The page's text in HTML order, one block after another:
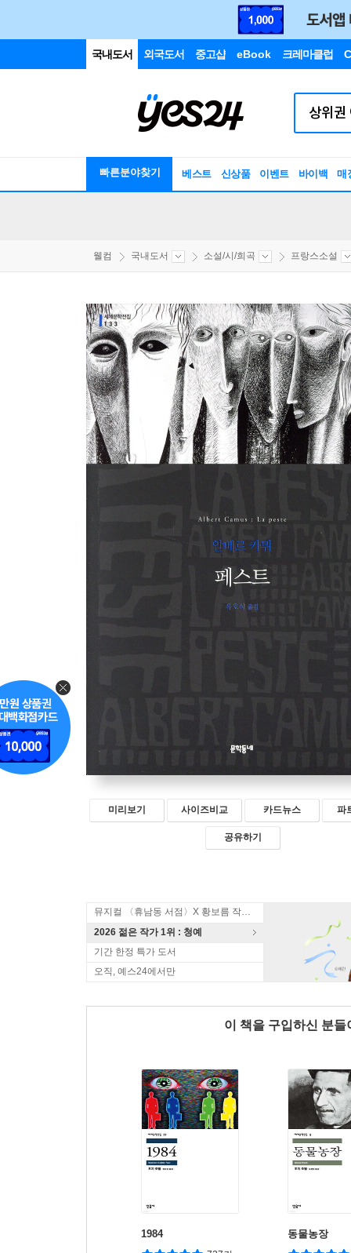
국내도서 외국도서 중고샵 eBook 크레마클럽
빠른분야찾기 베스트 신상품 이벤트 바이백 매
웰컴 국내도서 소설/시/희곡 프랑스소설
미리보기 사이즈비교 카드뉴스 파
공유하기
뮤지컬 〈휴남동 서점〉X 황보름 작가 북토크
2026 젊은 작가 1위 : 청예
기간 한정 특가 도서
오직, 예스24에서만
이 책을 구입하신 분
1984 동물농장